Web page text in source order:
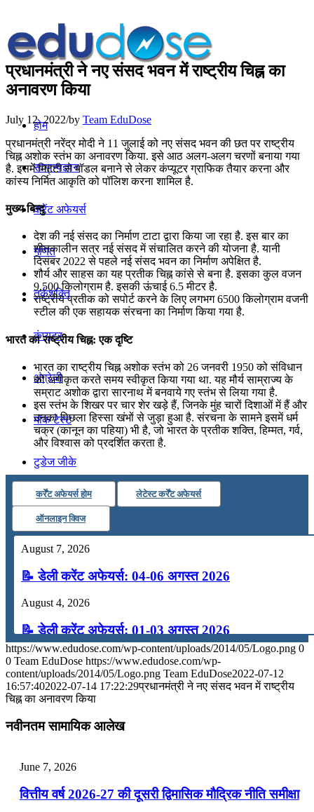
होम
सामान्यज्ञान
करेंट अफेयर्स
गणित
तर्कशक्ति
कंप्यूटर
अंग्रेजी
मॉक टेस्ट
टुडेज जीके
Menu Menu
प्रधानमंत्री ने नए संसद भवन में राष्ट्रीय चिह्न का
अनावरण किया
July 12, 2022/by Team EduDose
प्रधानमंत्री नरेंद्र मोदी ने 11 जुलाई को नए संसद भवन की छत पर राष्ट्रीय
चिह्न अशोक स्तंभ का अनावरण किया. इसे आठ अलग-अलग चरणों बनाया गया
है. इसमें मिट्टी से मॉडल बनाने से लेकर कंप्यूटर ग्राफिक तैयार करना और
कांस्य निर्मित आकृति को पॉलिश करना शामिल है.
मुख्य बिन्दु
देश की नई संसद का निर्माण टाटा द्वारा किया जा रहा है. इस बार का
शीतकालीन सत्र नई संसद में संचालित करने की योजना है. यानी
दिसंबर 2022 से पहले नई संसद भवन का निर्माण अपेक्षित है.
शौर्य और साहस का यह प्रतीक चिह्न कांसे से बना है. इसका कुल वजन
9,500 किलोग्राम है. इसकी ऊंचाई 6.5 मीटर है.
राष्ट्रीय प्रतीक को सपोर्ट करने के लिए लगभग 6500 किलोग्राम वजनी
स्टील की एक सहायक संरचना का निर्माण किया गया है.
भारत का राष्ट्रीय चिह्न: एक दृष्टि
भारत का राष्ट्रीय चिह्न अशोक स्तंभ को 26 जनवरी 1950 को संविधान
को अंगीकृत करते समय स्वीकृत किया गया था. यह मौर्य साम्राज्य के
सम्राट अशोक द्वारा सारनाथ में बनवाये गए स्तंभ से लिया गया है.
इस स्तंभ के शिखर पर चार शेर खड़े हैं, जिनके मुंह चारों दिशाओं में हैं और
उनका पिछला हिस्सा खंभों से जुड़ा हुआ है. संरचना के सामने इसमें धर्म
चक्र (कानून का पहिया) भी है, जो भारत के प्रतीक शक्ति, हिम्मत, गर्व,
और विश्वास को प्रदर्शित करता है.
कर्रेंट अफेयर्स होम लेटेस्ट कर्रेंट अफेयर्स
ऑनलाइन क्विज
August 7, 2026
📝 डेली करेंट अफेयर्स: 04-06 अगस्त 2026
August 4, 2026
📝 डेली करेंट अफेयर्स: 01-03 अगस्त 2026
July 31, 2026
📝 डेली करेंट अफेयर्स: 28-31 जुलाई 2026
July 25, 2026
📝 डेली करेंट अफेयर्स: 22-24 जुलाई 2026
https://www.edudose.com/wp-content/uploads/2014/05/Logo.png 0
0 Team EduDose https://www.edudose.com/wp-
content/uploads/2014/05/Logo.png Team EduDose2022-07-12
16:57:402022-07-14 17:22:29प्रधानमंत्री ने नए संसद भवन में राष्ट्रीय
चिह्न का अनावरण किया
नवीनतम सामायिक आलेख
June 7, 2026
वित्तीय वर्ष 2026-27 की दूसरी द्विमासिक मौद्रिक नीति समीक्षा